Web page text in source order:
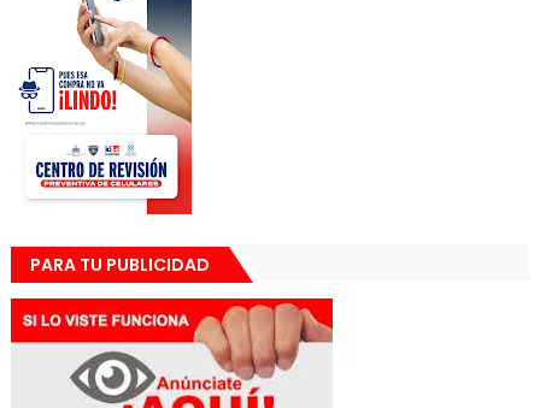
PARA TU PUBLICIDAD